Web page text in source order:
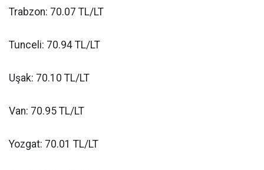
Trabzon: 70.07 TL/LT
Tunceli: 70.94 TL/LT
Uşak: 70.10 TL/LT
Van: 70.95 TL/LT
Yozgat: 70.01 TL/LT